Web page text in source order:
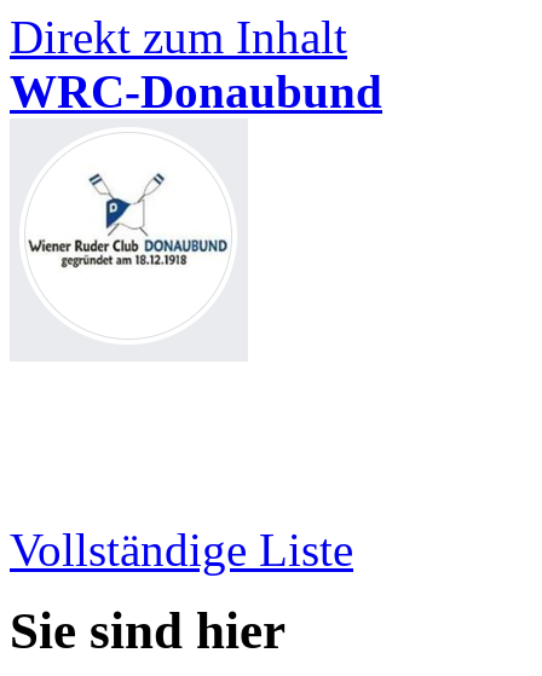
Direkt zum Inhalt
WRC-Donaubund
Vollständige Liste
Sie sind hier